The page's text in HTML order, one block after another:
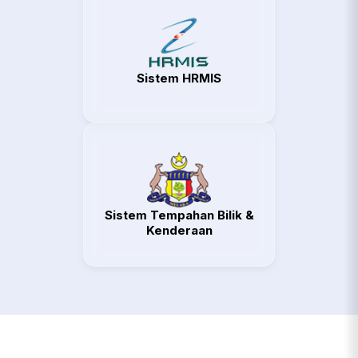
Sistem HRMIS
Sistem Tempahan Bilik &
Kenderaan